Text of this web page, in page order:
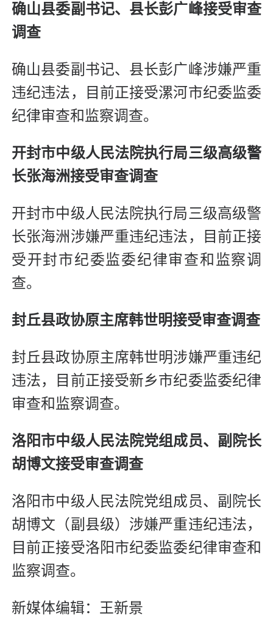
确山县委副书记、县长彭广峰接受审查
调查
确山县委副书记、县长彭广峰涉嫌严重
违纪违法，目前正接受漯河市纪委监委
纪律审查和监察调查。
开封市中级人民法院执行局三级高级警
长张海洲接受审查调查
开封市中级人民法院执行局三级高级警
长张海洲涉嫌严重违纪违法，目前正接
受开封市纪委监委纪律审查和监察调
查。
封丘县政协原主席韩世明接受审查调查
封丘县政协原主席韩世明涉嫌严重违纪
违法，目前正接受新乡市纪委监委纪律
审查和监察调查。
洛阳市中级人民法院党组成员、副院长
胡博文接受审查调查
洛阳市中级人民法院党组成员、副院长
胡博文（副县级）涉嫌严重违纪违法，
目前正接受洛阳市纪委监委纪律审查和
监察调查。
新媒体编辑：王新景